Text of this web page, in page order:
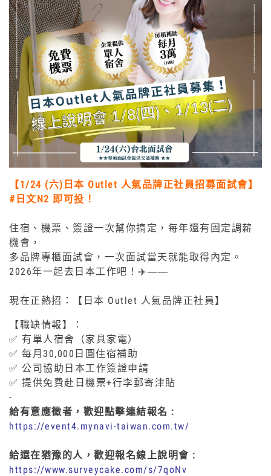
【1/24 (六) 日本 Outlet 人氣品牌正社員招募面試會】
#日文N2 即可投！
住宿、機票、簽證一次幫你搞定，每年還有固定調薪
機會，
多品牌專櫃面試會，一次面試當天就能取得內定。
2026年一起去日本工作吧！✈️——
現在正熱招：【日本 Outlet 人氣品牌正社員】
【職缺情報】：
✅ 有單人宿舍（家具家電）
✅ 每月30,000日圓住宿補助
✅ 公司協助日本工作簽證申請
✅ 提供免費赴日機票+行李郵寄津貼
-
給有意應徵者，歡迎點擊連結報名 :
https://event4.mynavi-taiwan.com.tw/
給還在猶豫的人，歡迎報名線上說明會 :
https://www.surveycake.com/s/7qoNv